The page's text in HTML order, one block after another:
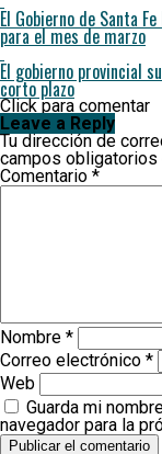
El Gobierno de Santa
para el mes de marzo
El gobierno provincial
corto plazo
Click para comentar
Leave a Reply
Tu dirección de
campos obligatorios
Comentario *
Nombre *
Correo electrónico *
Web
Guarda mi
navegador para la